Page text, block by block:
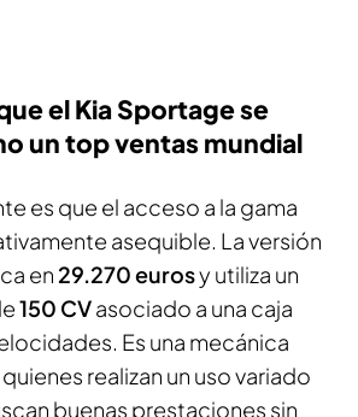
el Kia Sportage se
un top ventas mundial
es que el acceso a la gama
asequible. La versión
en 29.270 eurosy utiliza un
150 CVasociado a una caja
Es una mecánica
realizan un uso variado
buenas prestaciones sin